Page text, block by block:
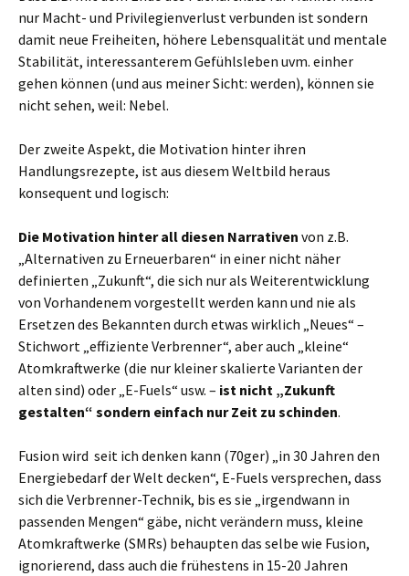
nur Macht- und Privilegienverlust verbunden ist sondern
damit neue Freiheiten, höhere Lebensqualität und mentale
Stabilität, interessanterem Gefühlsleben uvm. einher
gehen können (und aus meiner Sicht: werden), können sie
nicht sehen, weil: Nebel.
Der zweite Aspekt, die Motivation hinter ihren
Handlungsrezepte, ist aus diesem Weltbild heraus
konsequent und logisch:
Die Motivation hinter all diesen Narrativen von z.B.
„Alternativen zu Erneuerbaren“ in einer nicht näher
definierten „Zukunft“, die sich nur als Weiterentwicklung
von Vorhandenem vorgestellt werden kann und nie als
Ersetzen des Bekannten durch etwas wirklich „Neues“ –
Stichwort „effiziente Verbrenner“, aber auch „kleine“
Atomkraftwerke (die nur kleiner skalierte Varianten der
alten sind) oder „E-Fuels“ usw. – ist nicht „Zukunft
gestalten“ sondern einfach nur Zeit zu schinden.
Fusion wird seit ich denken kann (70ger) „in 30 Jahren den
Energiebedarf der Welt decken“, E-Fuels versprechen, dass
sich die Verbrenner-Technik, bis es sie „irgendwann in
passenden Mengen“ gäbe, nicht verändern muss, kleine
Atomkraftwerke (SMRs) behaupten das selbe wie Fusion,
ignorierend, dass auch die frühestens in 15-20 Jahren